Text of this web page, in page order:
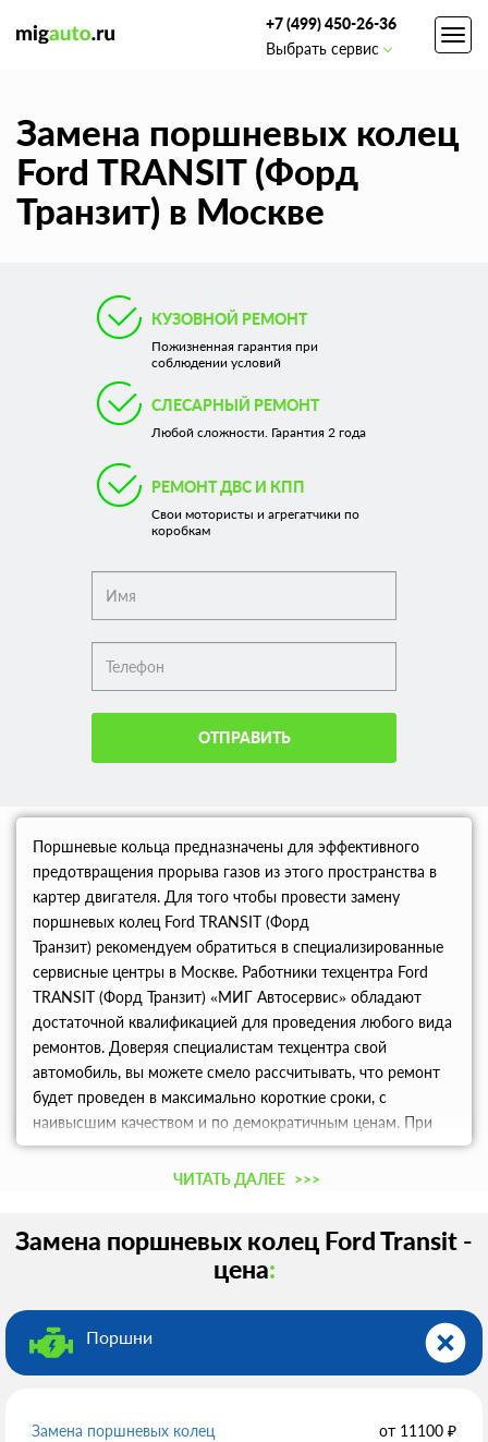
+7 (499) 450-26-36
Выбрать сервис
Замена поршневых колец
Ford TRANSIT (Форд
Транзит) в Москве
КУЗОВНОЙ РЕМОНТ
Пожизненная гарантия при
соблюдении условий
СЛЕСАРНЫЙ РЕМОНТ
Любой сложности. Гарантия 2 года
РЕМОНТ ДВС И КПП
Свои мотористы и агрегатчики по
коробкам
ОТПРАВИТЬ
Поршневые кольца предназначены для эффективного
предотвращения прорыва газов из этого пространства в
картер двигателя. Для того чтобы провести замену
поршневых колец Ford TRANSIT (Форд
Транзит) рекомендуем обратиться в специализированные
сервисные центры в Москве. Работники техцентра Ford
TRANSIT (Форд Транзит) «МИГ Автосервис» обладают
достаточной квалификацией для проведения любого вида
ремонтов. Доверяя специалистам техцентра свой
автомобиль, вы можете смело рассчитывать, что ремонт
будет проведен в максимально короткие сроки, с
наивысшим качеством и по демократичным ценам. При
возникновении каких-либо вопросов вы получите
ЧИТАТЬ ДАЛЕЕ >>>
Замена поршневых колец Ford Transit -
цена:
Поршни
Замена поршневых колец от 11100 ₽